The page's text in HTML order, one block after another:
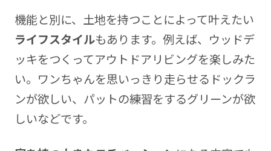
機能と別に、土地を持つことによって叶えたい
ライフスタイルもあります。例えば、ウッドデ
ッキをつくってアウトドアリビングを楽しみた
い。ワンちゃんを思いっきり走らせるドックラ
ンが欲しい、パットの練習をするグリーンが欲
しいなどです。